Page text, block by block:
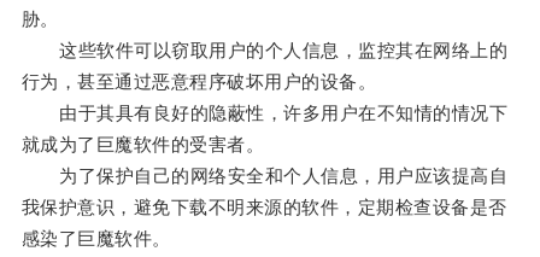
胁。
这些软件可以窃取用户的个人信息，监控其在网络上的
行为，甚至通过恶意程序破坏用户的设备。
由于其具有良好的隐蔽性，许多用户在不知情的情况下
就成为了巨魔软件的受害者。
为了保护自己的网络安全和个人信息，用户应该提高自
我保护意识，避免下载不明来源的软件，定期检查设备是否
感染了巨魔软件。